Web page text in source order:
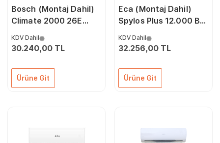
Bosch (Montaj Dahil)
Climate 2000 26E
Klima
KDV Dahil
30.240,00 TL
Ürüne Git
Eca (Montaj Dahil)
Spylos Plus 12.000 Btu
KDV Dahil
32.256,00 TL
Ürüne Git